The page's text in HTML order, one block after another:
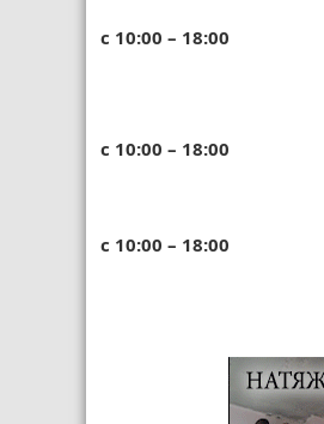
с 10:00 – 18:00
с 10:00 – 18:00
с 10:00 – 18:00